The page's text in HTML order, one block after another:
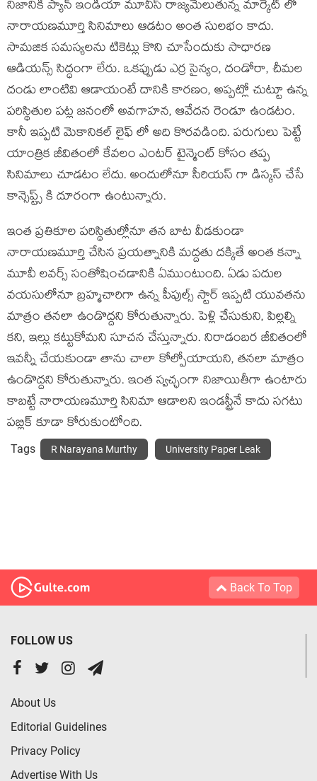
నిజానికి ప్యాన్ ఇండియా మూవీస్ రాజ్యమేలుతున్న మార్కెట్ లో
నారాయణమూర్తి సినిమాలు ఆడటం అంత సులభం కాదు.
సామజిక సమస్యలను టికెట్లు కొని చూసేందుకు సాధారణ
ఆడియన్స్ సిద్ధంగా లేరు. ఒకప్పుడు ఎర్ర సైన్యం, దండోరా, చీమల
దండు లాంటివి ఆడాయంటే దానికి కారణం, అప్పట్లో చుట్టూ ఉన్న
పరిస్థితుల పట్ల జనంలో అవగాహన, ఆవేదన రెండూ ఉండటం.
కానీ ఇప్పటి మెకానికల్ లైఫ్ లో అది కొరవడింది. పరుగులు పెట్టే
యాంత్రిక జీవితంలో కేవలం ఎంటర్ టైన్మెంట్ కోసం తప్ప
సినిమాలు చూడటం లేదు. అందులోనూ సీరియస్ గా డిస్కస్ చేసే
కాన్సెప్ట్స్ కి దూరంగా ఉంటున్నారు.
ఇంత ప్రతికూల పరిస్థితుల్లోనూ తన బాట వీడకుండా
నారాయణమూర్తి చేసిన ప్రయత్నానికి మద్దతు దక్కితే అంత కన్నా
మూవీ లవర్స్ సంతోషించడానికి ఏముంటుంది. ఏడు పదుల
వయసులోనూ బ్రహ్మచారిగా ఉన్న పీపుల్స్ స్టార్ ఇప్పటి యువతను
మాత్రం తనలా ఉండొద్దని కోరుతున్నారు. పెళ్లి చేసుకుని, పిల్లల్ని
కని, ఇల్లు కట్టుకోమని సూచన చేస్తున్నారు. నిరాడంబర జీవితంలో
ఇవన్నీ చేయకుండా తాను చాలా కోల్పోయాయని, తనలా మాత్రం
ఉండొద్దని కోరుతున్నారు. ఇంత స్వచ్ఛంగా నిజాయితీగా ఉంటారు
కాబట్టే నారాయణమూర్తి సినిమా ఆడాలని ఇండస్ట్రీనే కాదు సగటు
పబ్లిక్ కూడా కోరుకుంటోంది.
Tags R Narayana Murthy University Paper Leak
Back To Top
FOLLOW US
About Us
Editorial Guidelines
Privacy Policy
Advertise With Us